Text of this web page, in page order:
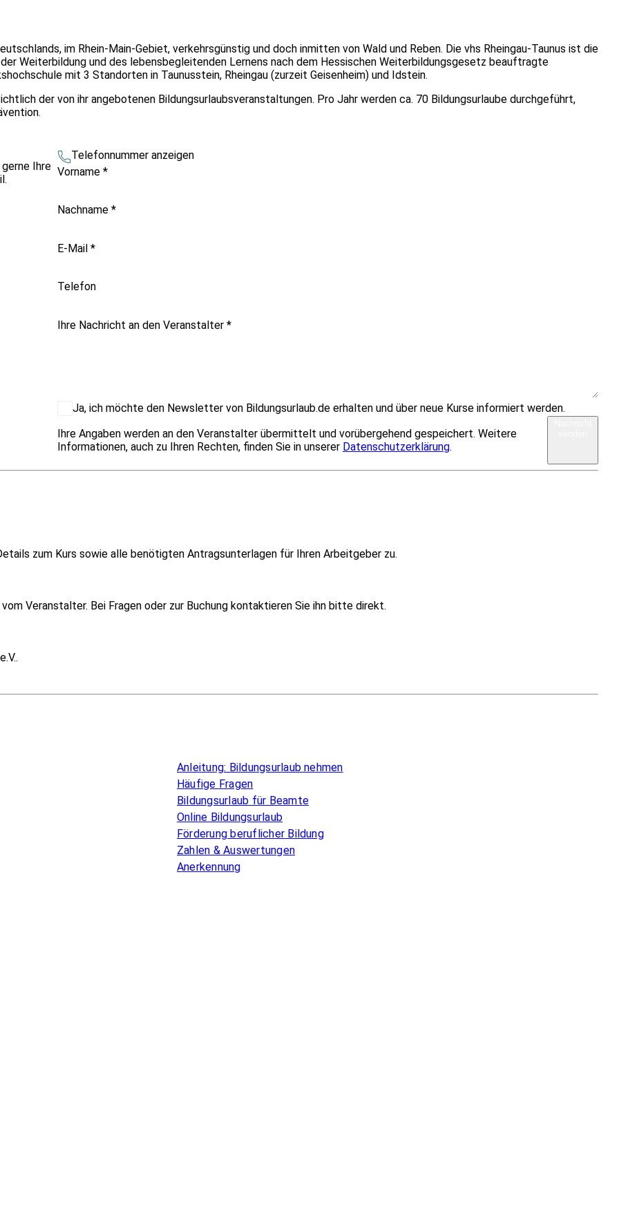
im Rhein-Main-Gebiet, verkehrsgünstig und doch inmitten von Wald und Reben. Die vhs Rheingau-Taunus ist die
Weiterbildung und des lebensbegleitenden Lernens nach dem Hessischen Weiterbildungsgesetz beauftragte
mit 3 Standorten in Taunusstein, Rheingau (zurzeit Geisenheim) und Idstein.
der von ihr angebotenen Bildungsurlaubsveranstaltungen. Pro Jahr werden ca. 70 Bildungsurlaube durchgeführt,
Ihre
Telefonnummer anzeigen
Vorname*
Nachname*
E-Mail*
Telefon
Ihre Nachricht an den Veranstalter*
Ja, ich möchte den Newsletter von Bildungsurlaub.de erhalten und über neue Kurse informiert werden.
Ihre Angaben werden an den Veranstalter übermittelt und vorübergehend gespeichert. Weitere
Informationen, auch zu Ihren Rechten, finden Sie in unserer Datenschutzerklärung.
zum Kurs sowie alle benötigten Antragsunterlagen für Ihren Arbeitgeber zu.
Veranstalter. Bei Fragen oder zur Buchung kontaktieren Sie ihn bitte direkt.
Anleitung: Bildungsurlaub nehmen
Häufige Fragen
Bildungsurlaub für Beamte
Online Bildungsurlaub
Förderung beruflicher Bildung
Zahlen & Auswertungen
Anerkennung